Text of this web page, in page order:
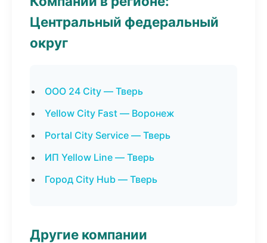
Центральный федеральный
округ
ООО 24 City — Тверь
Yellow City Fast — Воронеж
Portal City Service — Тверь
ИП Yellow Line — Тверь
Город City Hub — Тверь
Другие компании